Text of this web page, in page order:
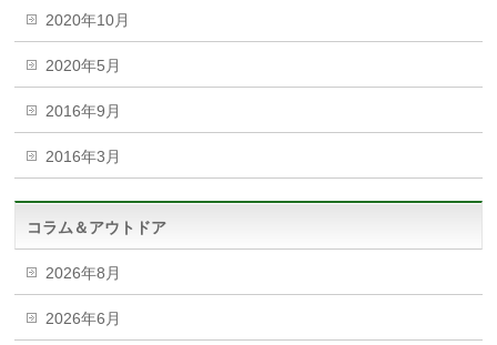
2020年10月
2020年5月
2016年9月
2016年3月
コラム＆アウトドア
2026年8月
2026年6月